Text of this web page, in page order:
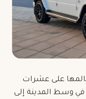
على عشرات
في وسط المدينة إلى